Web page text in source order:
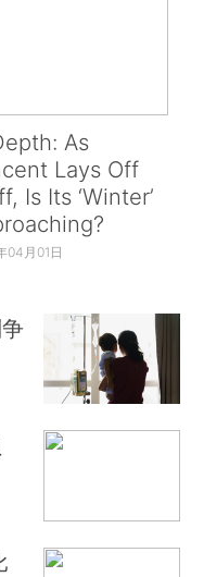
As
Lays Off
Is Its ‘Winter’
04月01日